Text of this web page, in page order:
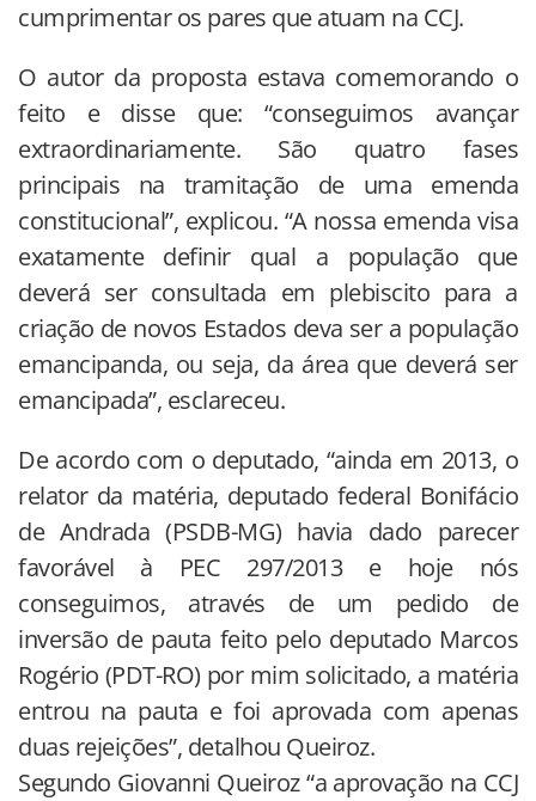
cumprimentar os pares que atuam na CCJ.
O autor da proposta estava comemorando o
feito e disse que: “conseguimos avançar
extraordinariamente. São quatro fases
principais na tramitação de uma emenda
constitucional”, explicou. “A nossa emenda visa
exatamente definir qual a população que
deverá ser consultada em plebiscito para a
criação de novos Estados deva ser a população
emancipanda, ou seja, da área que deverá ser
emancipada”, esclareceu.
De acordo com o deputado, “ainda em 2013, o
relator da matéria, deputado federal Bonifácio
de Andrada (PSDB-MG) havia dado parecer
favorável à PEC 297/2013 e hoje nós
conseguimos, através de um pedido de
inversão de pauta feito pelo deputado Marcos
Rogério (PDT-RO) por mim solicitado, a matéria
entrou na pauta e foi aprovada com apenas
duas rejeições”, detalhou Queiroz.
Segundo Giovanni Queiroz “a aprovação na CCJ